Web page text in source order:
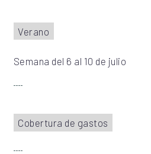
Verano
Semana del 6 al 10 de julio
Cobertura de gastos